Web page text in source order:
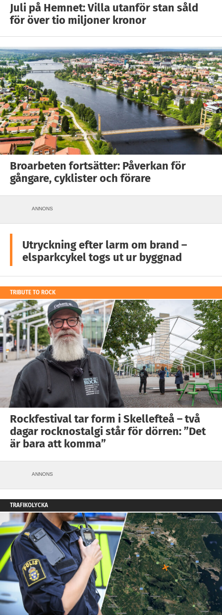
Juli på Hemnet: Villa utanför stan såld
för över tio miljoner kronor
Broarbeten fortsätter: Påverkan för
gångare, cyklister och förare
ANNONS
Utryckning efter larm om brand –
elsparkcykel togs ut ur byggnad
TRIBUTE TO ROCK
Rockfestival tar form i Skellefteå – två
dagar rocknostalgi står för dörren: ”Det
är bara att komma”
ANNONS
TRAFIKOLYCKA